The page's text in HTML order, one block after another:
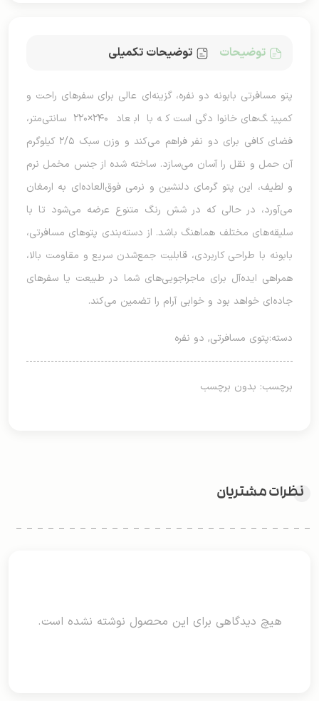
توضیحات توضیحات تکمیلی
پتو مسافرتی بابونه دو نفره، گزینه‌ای عالی برای سفرهای راحت و
کمپینگ‌های خانوادگی است که با ابعاد ۲۴۰×۲۲۰ سانتی‌متر،
فضای کافی برای دو نفر فراهم می‌کند و وزن سبک ۲/۵ کیلوگرم
آن حمل و نقل را آسان می‌سازد. ساخته شده از جنس مخمل نرم
و لطیف، این پتو گرمای دلنشین و نرمی فوق‌العاده‌ای به ارمغان
می‌آورد، در حالی که در شش رنگ متنوع عرضه می‌شود تا با
سلیقه‌های مختلف هماهنگ باشد. از دسته‌بندی پتوهای مسافرتی،
بابونه با طراحی کاربردی، قابلیت جمع‌شدن سریع و مقاومت بالا،
همراهی ایده‌آل برای ماجراجویی‌های شما در طبیعت یا سفرهای
جاده‌ای خواهد بود و خوابی آرام را تضمین می‌کند.
دسته:پتوی مسافرتی, دو نفره
برچسب: بدون برچسب
نظرات مشتریان
هیچ دیدگاهی برای این محصول نوشته نشده است.